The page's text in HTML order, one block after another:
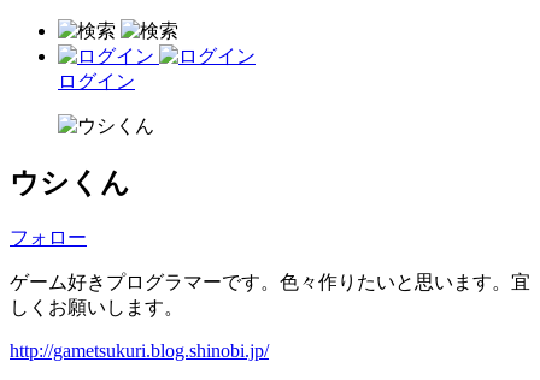
ログイン
ウシくん
フォロー
ゲーム好きプログラマーです。色々作りたいと思います。宜
しくお願いします。
http://gametsukuri.blog.shinobi.jp/